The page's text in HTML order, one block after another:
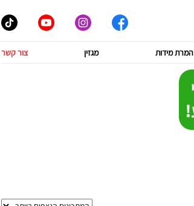
המרת מידות מגזין צור קשר